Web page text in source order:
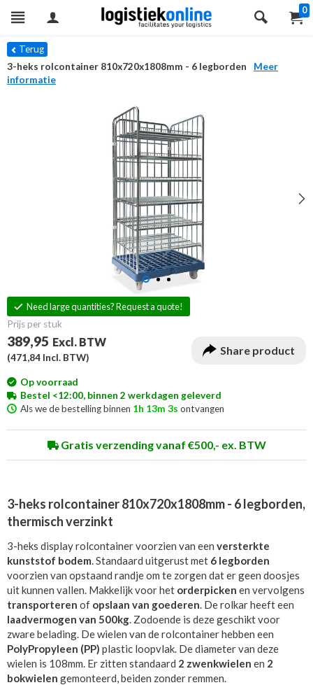
0
Terug
3-heks rolcontainer 810x720x1808mm - 6 legborden
Meer
informatie
Prijs per stuk
389,95 Excl. BTW
(471,84 Incl. BTW)
Need large quantities? Request a quote!
Share product
Op voorraad
Bestel <12:00, binnen 2 werkdagen geleverd
Als we de bestelling binnen 1h 13m 3s ontvangen
Gratis verzending vanaf €500,- ex. BTW
3-heks rolcontainer 810x720x1808mm - 6 legborden,
thermisch verzinkt
3-heks display rolcontainer voorzien van een versterkte
kunststof bodem. Standaard uitgerust met 6 legborden
voorzien van opstaand randje om te zorgen dat er geen doosjes
uit kunnen vallen. Makkelijk voor het orderpicken en vervolgens
transporteren of opslaan van goederen. De rolkar heeft een
laadvermogen van 500kg. Zodoende is deze geschikt voor
zware belading. De wielen van de rolcontainer hebben een
PolyPropyleen (PP) plastic loopvlak. De diameter van deze
wielen is 108mm. Er zitten standaard 2 zwenkwielen en 2
bokwielen gemonteerd, beiden zonder remmen.